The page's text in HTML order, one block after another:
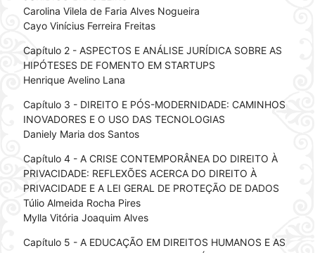
Carolina Vilela de Faria Alves Nogueira
Cayo Vinícius Ferreira Freitas
Capítulo 2 - ASPECTOS E ANÁLISE JURÍDICA SOBRE AS
HIPÓTESES DE FOMENTO EM STARTUPS
Henrique Avelino Lana
Capítulo 3 - DIREITO E PÓS-MODERNIDADE: CAMINHOS
INOVADORES E O USO DAS TECNOLOGIAS
Daniely Maria dos Santos
Capítulo 4 - A CRISE CONTEMPORÂNEA DO DIREITO À
PRIVACIDADE: REFLEXÕES ACERCA DO DIREITO À
PRIVACIDADE E A LEI GERAL DE PROTEÇÃO DE DADOS
Túlio Almeida Rocha Pires
Mylla Vitória Joaquim Alves
Capítulo 5 - A EDUCAÇÃO EM DIREITOS HUMANOS E AS